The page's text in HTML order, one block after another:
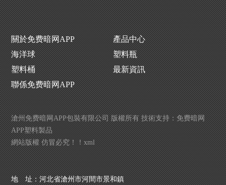
载生產廠家 洗衣液瓶生產廠 噴霧瓶廠
關於免费暗网APP
產品中心
海洋球
塑料瓶
塑料桶
最新資訊
聯係免费暗网APP
滄州免费暗网APP包裝有限公司 版權所有 技術支持：免费暗网
APP塑料製品
網站版權 仿冒必究！！xml
地 址：河北省滄州市河間市景和鎮